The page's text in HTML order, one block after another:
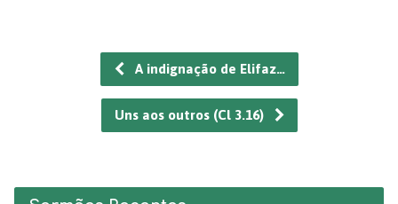
A indignação de Elifaz…
Uns aos outros (Cl 3.16)